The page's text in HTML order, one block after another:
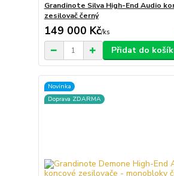
Grandinote Silva High-End Audio
zesilovač černý
149 000 Kč/ks
Přidat do
Novinka
Doprava ZDARMA